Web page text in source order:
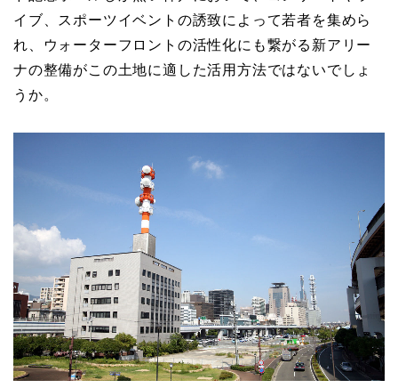
イブ、スポーツイベントの誘致によって若者を集めら
れ、ウォーターフロントの活性化にも繋がる新アリー
ナの整備がこの土地に適した活用方法ではないでしょ
うか。